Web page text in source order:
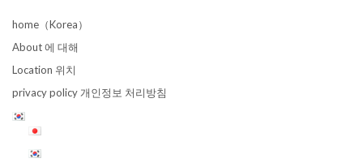
home（Korea）
About 에 대해
Location 위치
privacy policy 개인정보 처리방침